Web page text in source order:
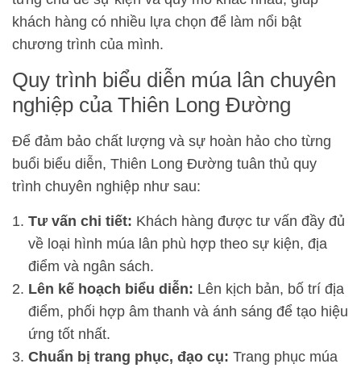
khách hàng có nhiều lựa chọn để làm nổi bật
chương trình của mình.
Quy trình biểu diễn múa lân chuyên
nghiệp của Thiên Long Đường
Để đảm bảo chất lượng và sự hoàn hảo cho từng
buổi biểu diễn, Thiên Long Đường tuân thủ quy
trình chuyên nghiệp như sau:
Tư vấn chi tiết: Khách hàng được tư vấn đầy đủ
về loại hình múa lân phù hợp theo sự kiện, địa
điểm và ngân sách.
Lên kế hoạch biểu diễn: Lên kịch bản, bố trí địa
điểm, phối hợp âm thanh và ánh sáng để tạo hiệu
ứng tốt nhất.
Chuẩn bị trang phục, đạo cụ: Trang phục múa